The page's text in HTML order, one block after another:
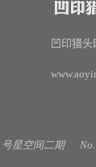
凹印猎头
号星空间二期